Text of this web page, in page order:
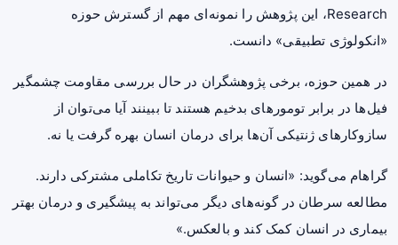
Research، این پژوهش را نمونه‌ای مهم از گسترش حوزه
«انکولوژی تطبیقی» دانست.
در همین حوزه، برخی پژوهشگران در حال بررسی مقاومت چشمگیر
فیل‌ها در برابر تومورهای بدخیم هستند تا ببینند آیا می‌توان از
سازوکارهای ژنتیکی آن‌ها برای درمان انسان بهره گرفت یا نه.
گراهام می‌گوید: «انسان و حیوانات تاریخ تکاملی مشترکی دارند.
مطالعه سرطان در گونه‌های دیگر می‌تواند به پیشگیری و درمان بهتر
بیماری در انسان کمک کند و بالعکس.»